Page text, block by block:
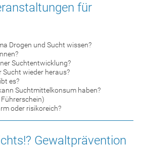
für
Drogen und Sucht wissen?
Suchtentwicklung?
Sucht wieder heraus?
es?
Suchtmittelkonsum haben?
oder risikoreich?
Gewaltprävention